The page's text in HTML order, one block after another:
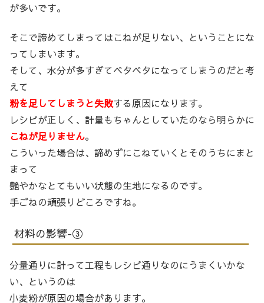
が多いです。
そこで諦めてしまってはこねが足りない、ということにな
ってしまいます。
そして、水分が多すぎてベタベタになってしまうのだと考
えて
粉を足してしまうと失敗する原因になります。
レシピが正しく、計量もちゃんとしていたのなら明らかに
こねが足りません。
こういった場合は、諦めずにこねていくとそのうちにまと
まって
艶やかなとてもいい状態の生地になるのです。
手ごねの頑張りどころですね。
材料の影響-③
分量通りに計って工程もレシピ通りなのにうまくいかな
い、というのは
小麦粉が原因の場合があります。